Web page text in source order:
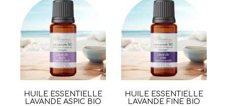
Aperçu rapide
HUILE ESSENTIELLE
LAVANDE ASPIC BIO
Aperçu rapide
HUILE ESSENTIELLE
LAVANDE FINE BIO